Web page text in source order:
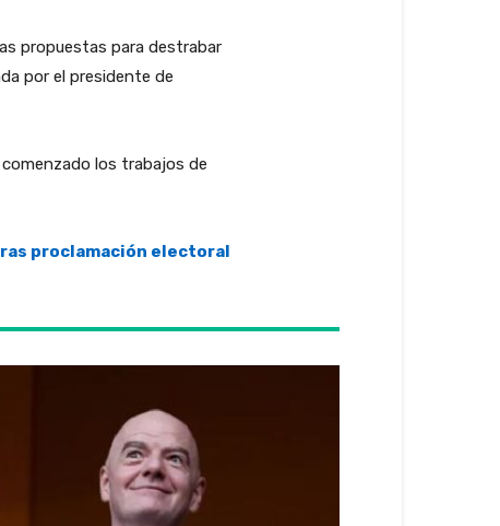
propuestas para destrabar
por el presidente de
los trabajos de
proclamación electoral